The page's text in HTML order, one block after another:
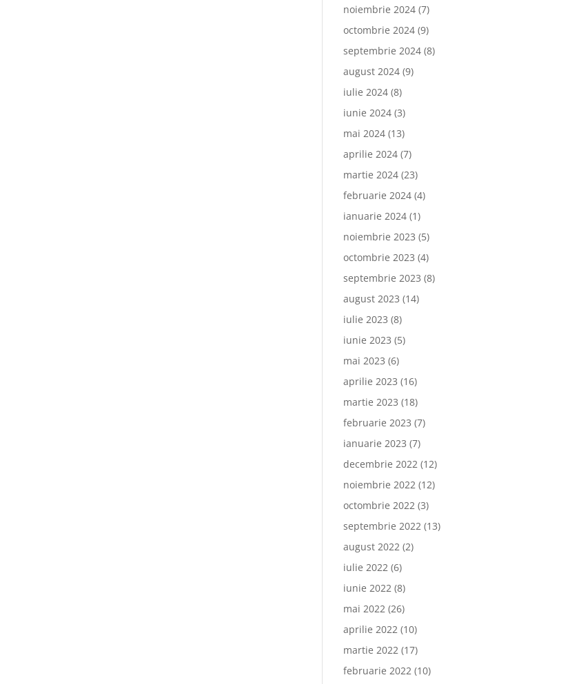
noiembrie 2024 (7)
octombrie 2024 (9)
septembrie 2024 (8)
august 2024 (9)
iulie 2024 (8)
iunie 2024 (3)
mai 2024 (13)
aprilie 2024 (7)
martie 2024 (23)
februarie 2024 (4)
ianuarie 2024 (1)
noiembrie 2023 (5)
octombrie 2023 (4)
septembrie 2023 (8)
august 2023 (14)
iulie 2023 (8)
iunie 2023 (5)
mai 2023 (6)
aprilie 2023 (16)
martie 2023 (18)
februarie 2023 (7)
ianuarie 2023 (7)
decembrie 2022 (12)
noiembrie 2022 (12)
octombrie 2022 (3)
septembrie 2022 (13)
august 2022 (2)
iulie 2022 (6)
iunie 2022 (8)
mai 2022 (26)
aprilie 2022 (10)
martie 2022 (17)
februarie 2022 (10)